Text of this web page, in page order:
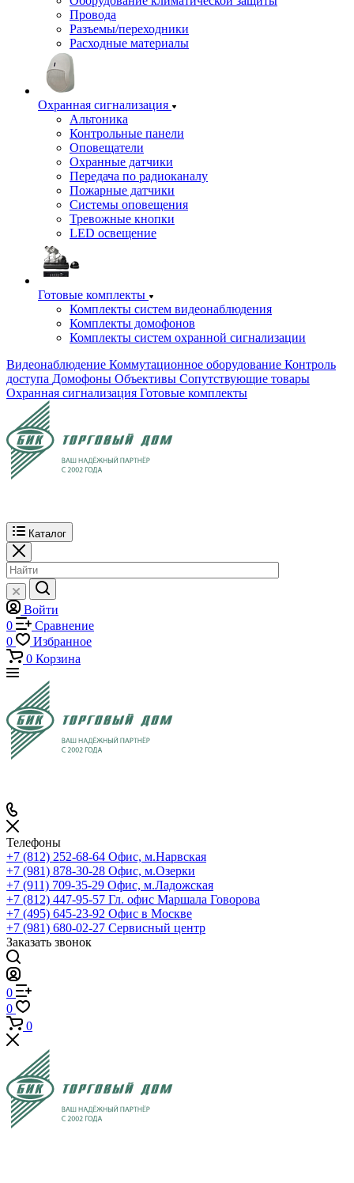
Провода
Разъемы/переходники
Расходные материалы
Охранная сигнализация
Альтоника
Контрольные панели
Оповещатели
Охранные датчики
Передача по радиоканалу
Пожарные датчики
Системы оповещения
Тревожные кнопки
LED освещение
Готовые комплекты
Комплекты систем видеонаблюдения
Комплекты домофонов
Комплекты систем охранной сигнализации
Видеонаблюдение Коммутационное оборудование Контроль
доступа Домофоны Объективы Сопутствующие товары
Охранная сигнализация Готовые комплекты
Каталог
Войти
0
Сравнение
0
Избранное
0 Корзина
Телефоны
+7 (812) 252-68-64 Офис, м.Нарвская
+7 (981) 878-30-28 Офис, м.Озерки
+7 (911) 709-35-29 Офис, м.Ладожская
+7 (812) 447-95-57 Гл. офис Маршала Говорова
+7 (495) 645-23-92 Офис в Москве
+7 (981) 680-02-27 Сервисный центр
Заказать звонок
0
0
0